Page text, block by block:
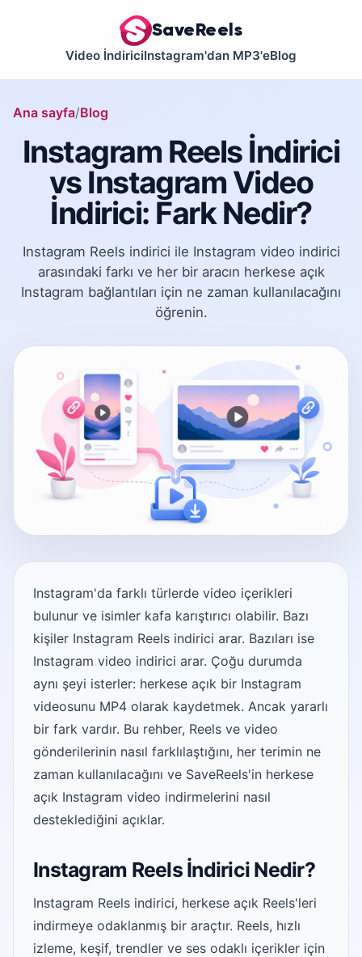
SaveReels
Video İndiriciInstagram'dan MP3'eBlog
Ana sayfa Blog
Instagram Reels İndirici
vs Instagram Video
İndirici: Fark Nedir?
Instagram Reels indirici ile Instagram video indirici
arasındaki farkı ve her bir aracın herkese açık
Instagram bağlantıları için ne zaman kullanılacağını
öğrenin.
Instagram'da farklı türlerde video içerikleri
bulunur ve isimler kafa karıştırıcı olabilir. Bazı
kişiler Instagram Reels indirici arar. Bazıları ise
Instagram video indirici arar. Çoğu durumda
aynı şeyi isterler: herkese açık bir Instagram
videosunu MP4 olarak kaydetmek. Ancak yararlı
bir fark vardır. Bu rehber, Reels ve video
gönderilerinin nasıl farklılaştığını, her terimin ne
zaman kullanılacağını ve SaveReels'in herkese
açık Instagram video indirmelerini nasıl
desteklediğini açıklar.
Instagram Reels İndirici Nedir?
Instagram Reels indirici, herkese açık Reels'leri
indirmeye odaklanmış bir araçtır. Reels, hızlı
izleme, keşif, trendler ve ses odaklı içerikler için